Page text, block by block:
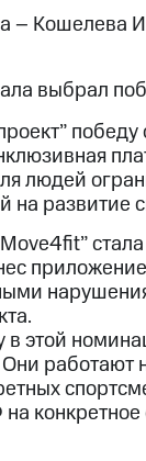
– Кошелева
выбрал
людей
развитие
этой